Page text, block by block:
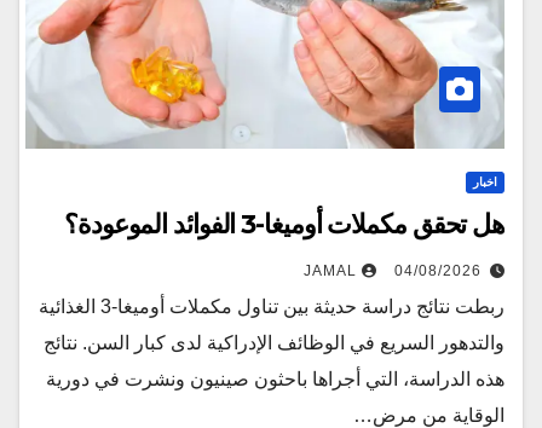
اخبار
هل تحقق مكملات أوميغا-3 الفوائد الموعودة؟
04/08/2026
JAMAL
ربطت نتائج دراسة حديثة بين تناول مكملات أوميغا-3 الغذائية
والتدهور السريع في الوظائف الإدراكية لدى كبار السن. نتائج
هذه الدراسة، التي أجراها باحثون صينيون ونشرت في دورية
الوقاية من مرض…